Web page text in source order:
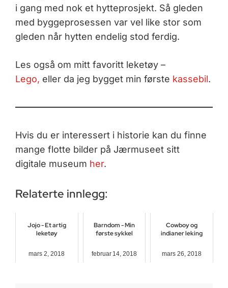
i gang med nok et hytteprosjekt. Så gleden
med byggeprosessen var vel like stor som
gleden når hytten endelig stod ferdig.
Les også om mitt favoritt leketøy –
Lego, eller da jeg bygget min første kassebil.
Hvis du er interessert i historie kan du finne
mange flotte bilder på Jærmuseet sitt
digitale museum her.
Relaterte innlegg:
Jojo - Et artig
leketøy
mars 2, 2018
Barndom - Min
første sykkel
februar 14, 2018
Cowboy og
indianer leking
mars 26, 2018